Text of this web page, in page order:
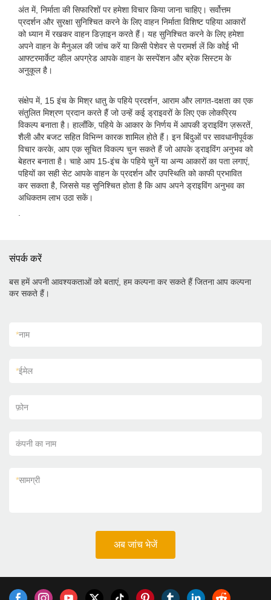
अंत में, निर्माता की सिफारिशों पर हमेशा विचार किया जाना चाहिए। सर्वोत्तम
प्रदर्शन और सुरक्षा सुनिश्चित करने के लिए वाहन निर्माता विशिष्ट पहिया आकारों
को ध्यान में रखकर वाहन डिज़ाइन करते हैं। यह सुनिश्चित करने के लिए हमेशा
अपने वाहन के मैनुअल की जांच करें या किसी पेशेवर से परामर्श लें कि कोई भी
आफ्टरमार्केट व्हील अपग्रेड आपके वाहन के सस्पेंशन और ब्रेक सिस्टम के
अनुकूल है।
संक्षेप में, 15 इंच के मिश्र धातु के पहिये प्रदर्शन, आराम और लागत-दक्षता का एक
संतुलित मिश्रण प्रदान करते हैं जो उन्हें कई ड्राइवरों के लिए एक लोकप्रिय
विकल्प बनाता है। हालाँकि, पहिये के आकार के निर्णय में आपकी ड्राइविंग ज़रूरतें,
शैली और बजट सहित विभिन्न कारक शामिल होते हैं। इन बिंदुओं पर सावधानीपूर्वक
विचार करके, आप एक सूचित विकल्प चुन सकते हैं जो आपके ड्राइविंग अनुभव को
बेहतर बनाता है। चाहे आप 15-इंच के पहिये चुनें या अन्य आकारों का पता लगाएं,
पहियों का सही सेट आपके वाहन के प्रदर्शन और उपस्थिति को काफी प्रभावित
कर सकता है, जिससे यह सुनिश्चित होता है कि आप अपने ड्राइविंग अनुभव का
अधिकतम लाभ उठा सकें।
संपर्क करें
बस हमें अपनी आवश्यकताओं को बताएं, हम कल्पना कर सकते हैं जितना आप कल्पना
कर सकते हैं।
*नाम
*ईमेल
फ़ोन
कंपनी का नाम
*सामग्री
अब जांच भेजें